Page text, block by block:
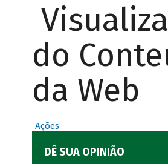
do
da Web
Ações
DÊ SUA OPINIÃO